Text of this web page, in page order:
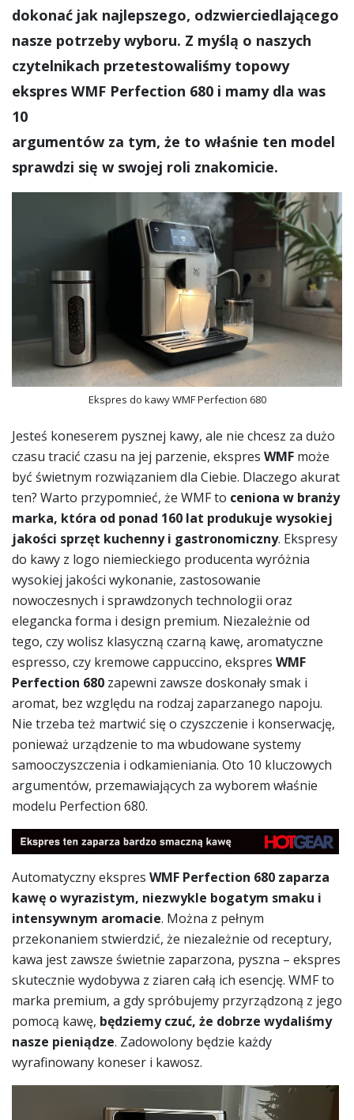
dokonać jak najlepszego, odzwierciedlającego
nasze potrzeby wyboru. Z myślą o naszych
czytelnikach przetestowaliśmy topowy
ekspres WMF Perfection 680 i mamy dla was
10
argumentów za tym, że to właśnie ten model
sprawdzi się w swojej roli znakomicie.
Ekspres do kawy WMF Perfection 680
Jesteś koneserem pysznej kawy, ale nie chcesz za dużo
czasu tracić czasu na jej parzenie, ekspres WMF może
być świetnym rozwiązaniem dla Ciebie. Dlaczego akurat
ten? Warto przypomnieć, że WMF to ceniona w branży
marka, która od ponad 160 lat produkuje wysokiej
jakości sprzęt kuchenny i gastronomiczny. Ekspresy
do kawy z logo niemieckiego producenta wyróżnia
wysokiej jakości wykonanie, zastosowanie
nowoczesnych i sprawdzonych technologii oraz
elegancka forma i design premium. Niezależnie od
tego, czy wolisz klasyczną czarną kawę, aromatyczne
espresso, czy kremowe cappuccino, ekspres WMF
Perfection 680 zapewni zawsze doskonały smak i
aromat, bez względu na rodzaj zaparzanego napoju.
Nie trzeba też martwić się o czyszczenie i konserwację,
ponieważ urządzenie to ma wbudowane systemy
samooczyszczenia i odkamieniania. Oto 10 kluczowych
argumentów, przemawiających za wyborem właśnie
modelu Perfection 680.
Automatyczny ekspres WMF Perfection 680 zaparza
kawę o wyrazistym, niezwykle bogatym smaku i
intensywnym aromacie. Można z pełnym
przekonaniem stwierdzić, że niezależnie od receptury,
kawa jest zawsze świetnie zaparzona, pyszna – ekspres
skutecznie wydobywa z ziaren całą ich esencję. WMF to
marka premium, a gdy spróbujemy przyrządzoną z jego
pomocą kawę, będziemy czuć, że dobrze wydaliśmy
nasze pieniądze. Zadowolony będzie każdy
wyrafinowany koneser i kawosz.